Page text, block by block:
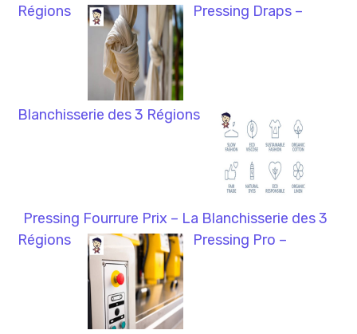
Régions
Pressing Draps –
Blanchisserie des 3 Régions
Pressing Fourrure Prix – La Blanchisserie des 3
Régions
Pressing Pro –